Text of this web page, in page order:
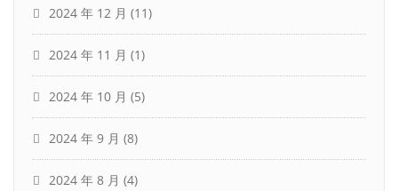
2024 年 12 月 (11)
2024 年 11 月 (1)
2024 年 10 月 (5)
2024 年 9 月 (8)
2024 年 8 月 (4)